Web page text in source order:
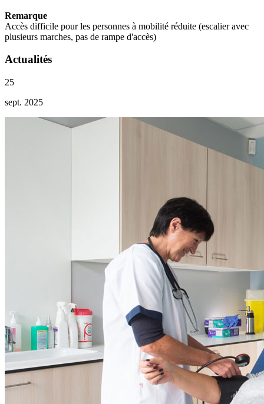
Remarque
Accès difficile pour les personnes à mobilité réduite (escalier avec
plusieurs marches, pas de rampe d'accès)
Actualités
25
sept. 2025